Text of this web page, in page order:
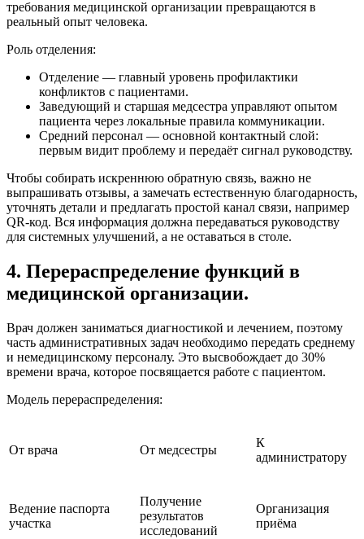
требования медицинской организации превращаются в
реальный опыт человека.
Роль отделения:
Отделение — главный уровень профилактики
конфликтов с пациентами.
Заведующий и старшая медсестра управляют опытом
пациента через локальные правила коммуникации.
Средний персонал — основной контактный слой:
первым видит проблему и передаёт сигнал руководству.
Чтобы собирать искреннюю обратную связь, важно не
выпрашивать отзывы, а замечать естественную благодарность,
уточнять детали и предлагать простой канал связи, например
QR-код. Вся информация должна передаваться руководству
для системных улучшений, а не оставаться в столе.
4. Перераспределение функций в
медицинской организации.
Врач должен заниматься диагностикой и лечением, поэтому
часть административных задач необходимо передать среднему
и немедицинскому персоналу. Это высвобождает до 30%
времени врача, которое посвящается работе с пациентом.
Модель перераспределения:
От врача От медсестры
К
администратору
Ведение паспорта
участка
Получение
результатов
исследований
Организация
приёма